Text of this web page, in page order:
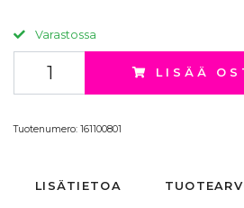
Varastossa
LISÄÄ
Tuotenumero: 161100801
LISÄTIETOA